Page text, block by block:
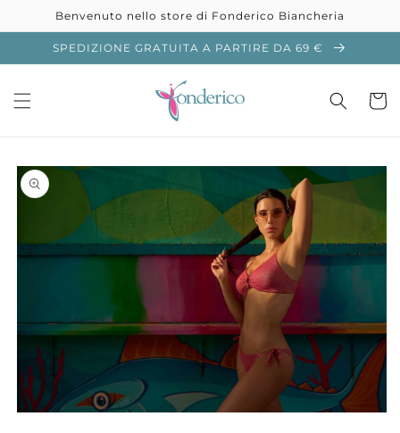
direttamente
ai contenuti
Benvenuto nello store di Fonderico Biancheria
SPEDIZIONE GRATUITA A PARTIRE DA 69 €
Passa alle
informazioni
sul prodotto